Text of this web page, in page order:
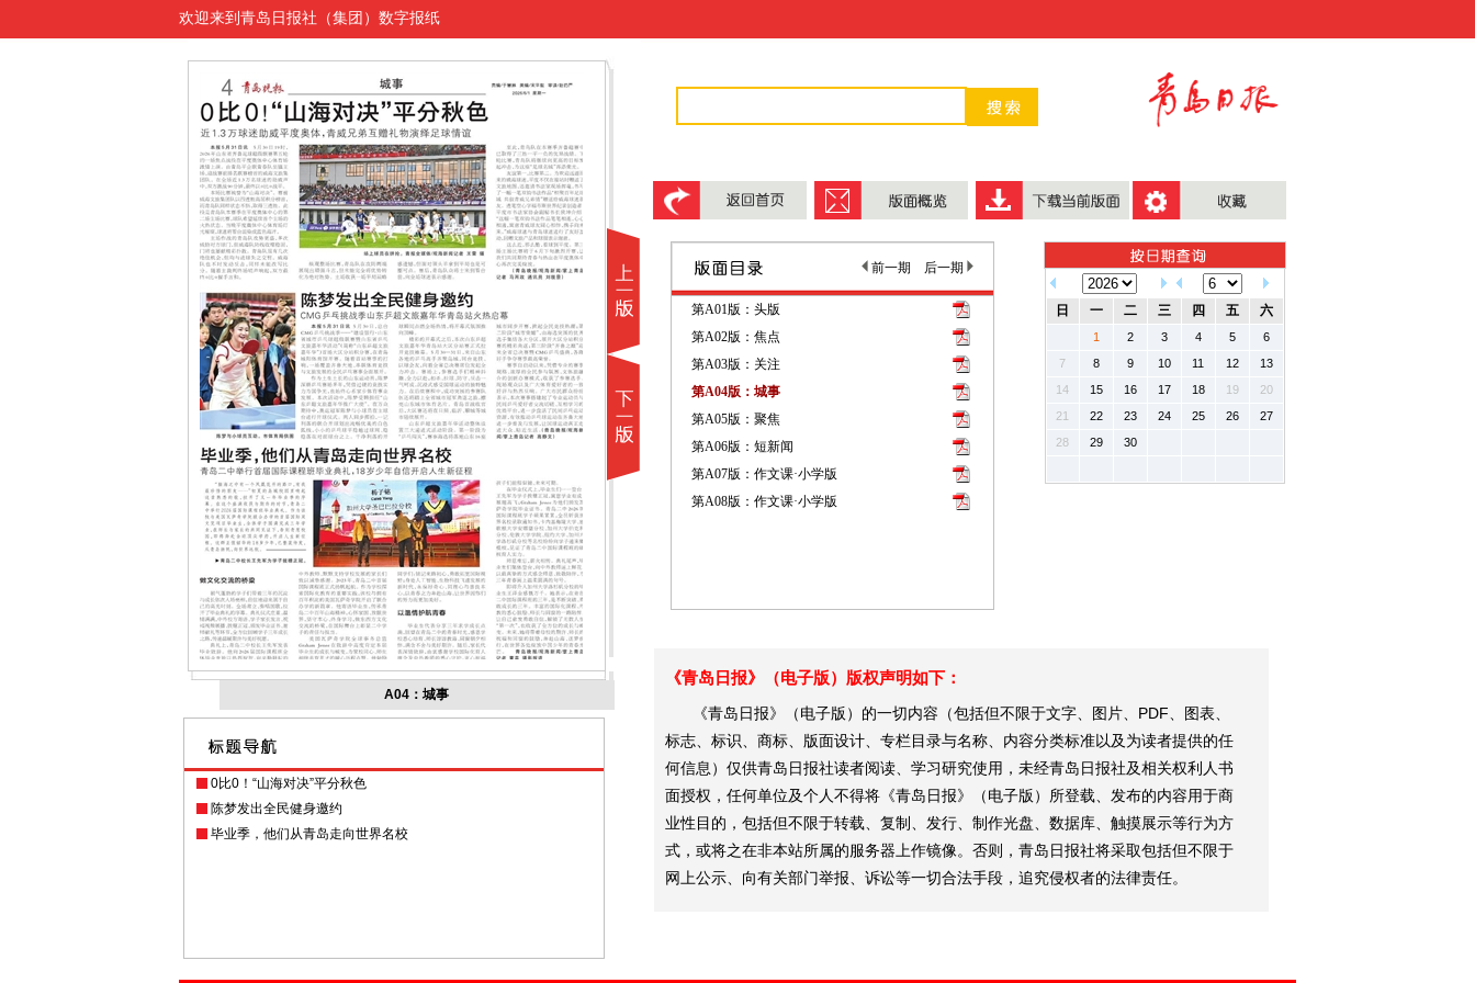
欢迎来到青岛日报社（集团）数字报纸
A04：城事
0比0！“山海对决”平分秋色
陈梦发出全民健身邀约
毕业季，他们从青岛走向世界名校
前一期 后一期
第A01版：头版
第A02版：焦点
第A03版：关注
第A04版：城事
第A05版：聚焦
第A06版：短新闻
第A07版：作文课·小学版
第A08版：作文课·小学版
日 一 二 三 四 五 六
1 2 3 4 5
6
7
8 9 10 11 12
13
14
15 16 17 18 19
20
21
22 23 24 25 26
27
28
29 30
《青岛日报》（电子版）版权声明如下：
《青岛日报》（电子版）的一切内容（包括但不限于文字、图片、PDF、图表、
标志、标识、商标、版面设计、专栏目录与名称、内容分类标准以及为读者提供的任
何信息）仅供青岛日报社读者阅读、学习研究使用，未经青岛日报社及相关权利人书
面授权，任何单位及个人不得将《青岛日报》（电子版）所登载、发布的内容用于商
业性目的，包括但不限于转载、复制、发行、制作光盘、数据库、触摸展示等行为方
式，或将之在非本站所属的服务器上作镜像。否则，青岛日报社将采取包括但不限于
网上公示、向有关部门举报、诉讼等一切合法手段，追究侵权者的法律责任。